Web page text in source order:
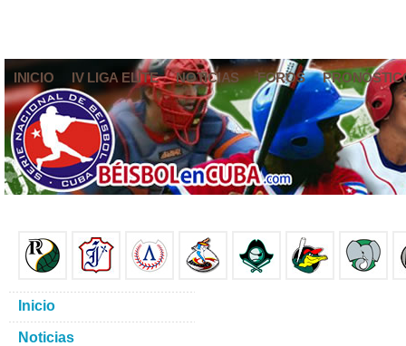
INICIO IV LIGA ELITE NOTICIAS FOROS
Inicio
Noticias